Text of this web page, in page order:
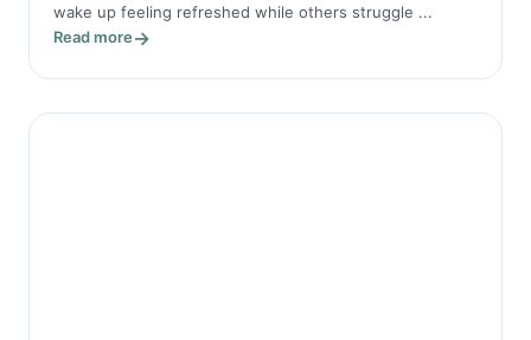
wake up feeling refreshed while others struggle ...
Read more